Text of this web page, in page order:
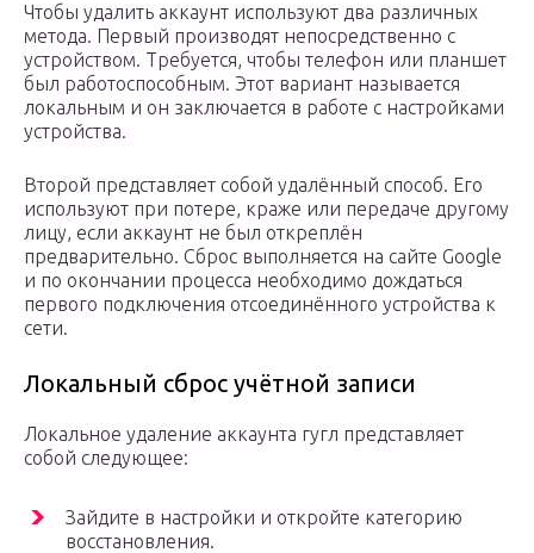
Чтобы удалить аккаунт используют два различных
метода. Первый производят непосредственно с
устройством. Требуется, чтобы телефон или планшет
был работоспособным. Этот вариант называется
локальным и он заключается в работе с настройками
устройства.
Второй представляет собой удалённый способ. Его
используют при потере, краже или передаче другому
лицу, если аккаунт не был откреплён
предварительно. Сброс выполняется на сайте Google
и по окончании процесса необходимо дождаться
первого подключения отсоединённого устройства к
сети.
Локальный сброс учётной записи
Локальное удаление аккаунта гугл представляет
собой следующее:
Зайдите в настройки и откройте категорию
восстановления.